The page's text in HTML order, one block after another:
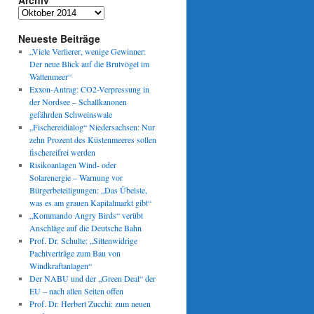
Archiv
Neueste Beiträge
„Viele Verlierer, wenige Gewinner:
Der neue Blick auf die Brutvögel im
Wattenmeer“
Exxon-Antrag: CO2-Verpressung in
der Nordsee – Schallkanonen
gefährden Schweinswale
„Fischereidialog“ Niedersachsen: Nur
zehn Prozent des Küstenmeeres sollen
fischereifrei werden
Risikoanlagen Wind- oder
Solarenergie – Warnung vor
Bürgerbeteiligungen: „Das Übelste,
was es am grauen Kapitalmarkt gibt“
„Kommando Angry Birds“ verübt
Anschläge auf die Deutsche Bahn
Prof. Dr. Schulte: „Sittenwidrige
Pachtverträge zum Bau von
Windkraftanlagen“
Der NABU und der „Green Deal“ der
EU – nach allen Seiten offen
Prof. Dr. Herbert Zucchi: zum neuen